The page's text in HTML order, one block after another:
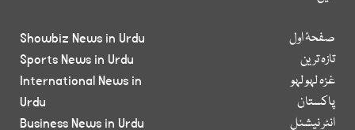
صفحۂ اول
تازہ ترین
غزہ لہو لہو
پاکستان
انٹر نیشنل
Showbiz News in Urdu
Sports News in Urdu
International News in
Urdu
Business News in Urdu